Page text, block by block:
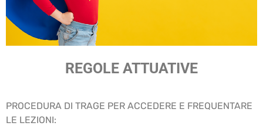
REGOLE ATTUATIVE
PROCEDURA DI TRAGE PER ACCEDERE E FREQUENTARE
LE LEZIONI: